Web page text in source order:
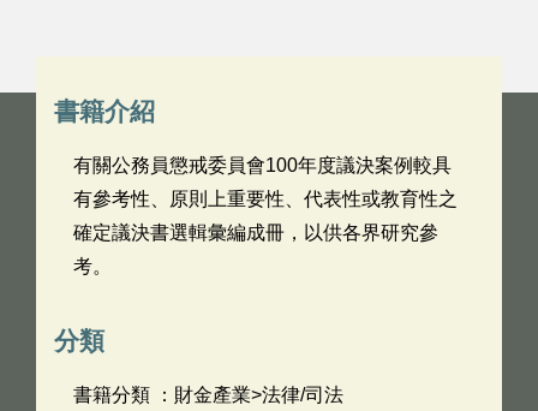
書籍介紹
有關公務員懲戒委員會100年度議決案例較具
有參考性、原則上重要性、代表性或教育性之
確定議決書選輯彙編成冊，以供各界研究參
考。
分類
書籍分類 ：財金產業>法律/司法